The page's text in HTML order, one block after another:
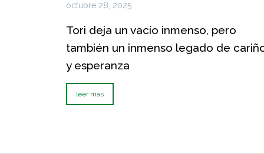
octubre 28, 2025
Tori deja un vacío inmenso, pero
también un inmenso legado de
y esperanza
leer más